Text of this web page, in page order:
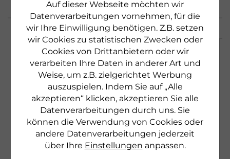
Auf dieser Webseite möchten wir
Datenverarbeitungen vornehmen, für die
wir Ihre Einwilligung benötigen. Z.B. setzen
wir Cookies zu statistischen Zwecken oder
Cookies von Drittanbietern oder wir
verarbeiten Ihre Daten in anderer Art und
Weise, um z.B. zielgerichtet Werbung
auszuspielen. Indem Sie auf „Alle
akzeptieren“ klicken, akzeptieren Sie alle
Datenverarbeitungen durch uns. Sie
können die Verwendung von Cookies oder
andere Datenverarbeitungen jederzeit
über Ihre Einstellungen anpassen.